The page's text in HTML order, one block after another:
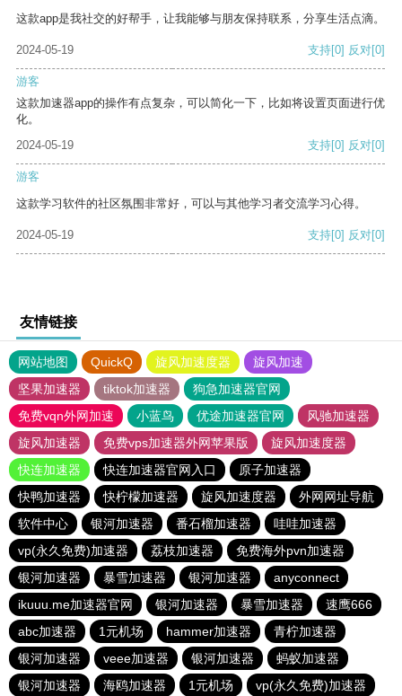
这款app是我社交的好帮手，让我能够与朋友保持联系，分享生活点滴。
2024-05-19 支持[0] 反对[0]
游客
这款加速器app的操作有点复杂，可以简化一下，比如将设置页面进行优
化。
2024-05-19
支持[0] 反对[0]
游客
这款学习软件的社区氛围非常好，可以与其他学习者交流学习心得。
2024-05-19 支持[0] 反对[0]
友情链接
网站地图 QuickQ 旋风加速度器
旋风加速
坚果加速器
tiktok加速器
狗急加速器官网
免费vqn外网加速
小蓝鸟 优途加速器官网
风驰加速器
旋风加速器
免费vps加速器外网苹果版
旋风加速度器
快连加速器
快连加速器官网入口
原子加速器
快鸭加速器
快柠檬加速器 旋风加速度器
外网网址导航
软件中心
银河加速器 番石榴加速器
哇哇加速器
vp(永久免费)加速器
荔枝加速器
免费海外pvn加速器
银河加速器
暴雪加速器 银河加速器
anyconnect
ikuuu.me加速器官网
银河加速器 暴雪加速器
速鹰666
abc加速器
1元机场 hammer加速器
青柠加速器
银河加速器
veee加速器 银河加速器
蚂蚁加速器
银河加速器
海鸥加速器 1元机场 vp(永久免费)加速器